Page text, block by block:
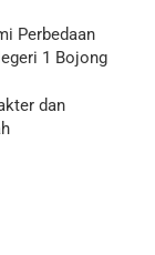
Perbedaan
1 Bojong
dan